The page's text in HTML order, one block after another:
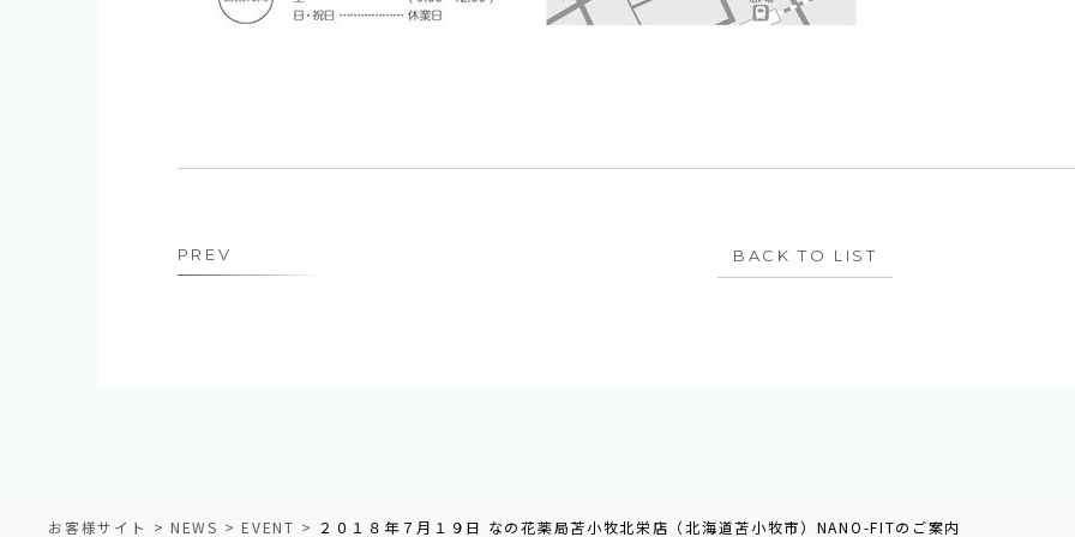
PREV BACK TO LIST
お客様サイト NEWS EVENT ２０１８年７月１９日 なの花薬局苫小牧北栄店（北海道苫小牧市）NANO-FITのご案内